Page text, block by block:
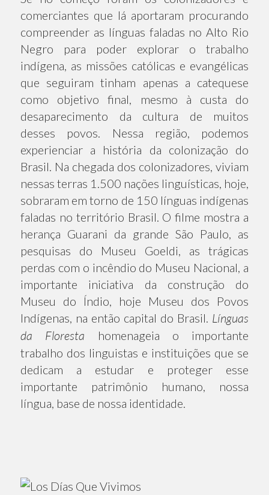
comerciantes que lá aportaram procurando
compreender as línguas faladas no Alto Rio
Negro para poder explorar o trabalho
indígena, as missões católicas e evangélicas
que seguiram tinham apenas a catequese
como objetivo final, mesmo à custa do
desaparecimento da cultura de muitos
desses povos. Nessa região, podemos
experienciar a história da colonização do
Brasil. Na chegada dos colonizadores, viviam
nessas terras 1.500 nações linguísticas, hoje,
sobraram em torno de 150 línguas indígenas
faladas no território Brasil. O filme mostra a
herança Guarani da grande São Paulo, as
pesquisas do Museu Goeldi, as trágicas
perdas com o incêndio do Museu Nacional, a
importante iniciativa da construção do
Museu do Índio, hoje Museu dos Povos
Indígenas, na então capital do Brasil. Línguas
da Floresta homenageia o importante
trabalho dos linguistas e instituições que se
dedicam a estudar e proteger esse
importante patrimônio humano, nossa
língua, base de nossa identidade.